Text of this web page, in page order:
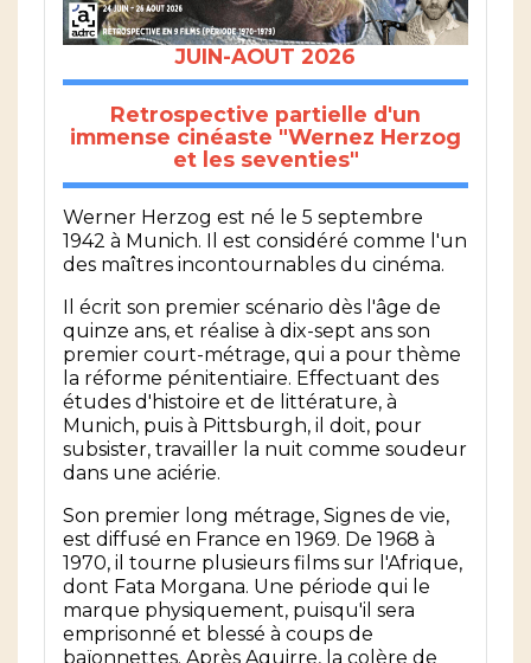
JUIN-AOUT 2026
Retrospective partielle d'un
immense cinéaste "Wernez Herzog
et les seventies"
Werner Herzog est né le 5 septembre
1942 à Munich. Il est considéré comme l'un
des maîtres incontournables du cinéma.
Il écrit son premier scénario dès l'âge de
quinze ans, et réalise à dix-sept ans son
premier court-métrage, qui a pour thème
la réforme pénitentiaire. Effectuant des
études d'histoire et de littérature, à
Munich, puis à Pittsburgh, il doit, pour
subsister, travailler la nuit comme soudeur
dans une aciérie.
Son premier long métrage, Signes de vie,
est diffusé en France en 1969. De 1968 à
1970, il tourne plusieurs films sur l'Afrique,
dont Fata Morgana. Une période qui le
marque physiquement, puisqu'il sera
emprisonné et blessé à coups de
baïonnettes. Après Aguirre, la colère de